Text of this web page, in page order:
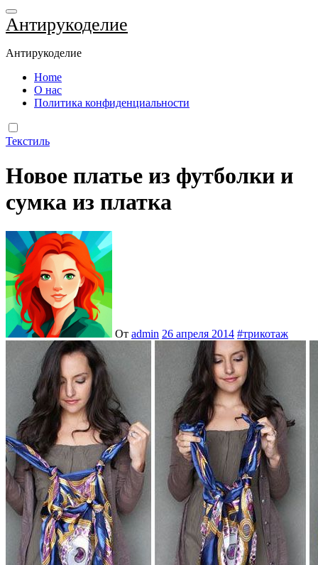
Антирукоделие
Антирукоделие
Home
О нас
Политика конфиденциальности
Текстиль
Новое платье из футболки и
сумка из платка
От admin 26 апреля 2014 #трикотаж